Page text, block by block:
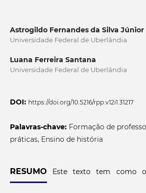
Astrogildo Fernandes da Silva Júnior
Universidade Federal de Uberlândia
Luana Ferreira Santana
Universidade Federal de Uberlândia
DOI: https://doi.org/10.5216/rpp.v12i1.31217
Palavras-chave: Formação de
práticas, Ensino de história
RESUMO Este texto tem como